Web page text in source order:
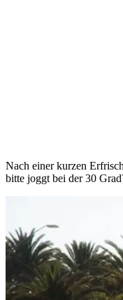
Nach einer kurzen
bitte joggt bei der 30